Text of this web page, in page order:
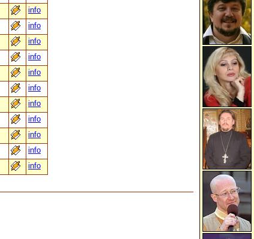
info
info
info
info
info
info
info
info
info
info
info